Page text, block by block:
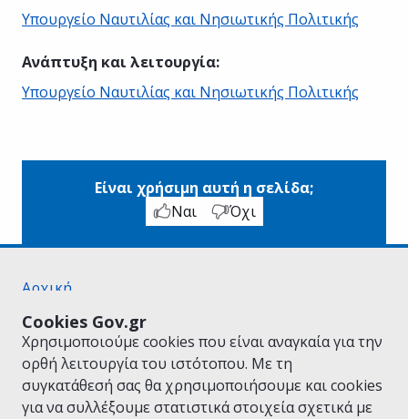
Cookies Gov.gr
Χρησιμοποιούμε cookies που είναι αναγκαία για την
ορθή λειτουργία του ιστότοπου. Με τη
συγκατάθεσή σας θα χρησιμοποιήσουμε και cookies
για να συλλέξουμε στατιστικά στοιχεία σχετικά με
Υπουργείο Ναυτιλίας και Νησιωτικής Πολιτικής
Ανάπτυξη και λειτουργία:
Υπουργείο Ναυτιλίας και Νησιωτικής Πολιτικής
Είναι χρήσιμη αυτή η σελίδα;
Ναι
Όχι
Αρχική
Όροι Χρήσης
Πολιτική Απορρήτου
Δήλωση προσβασιμότητας
Πολιτική cookies